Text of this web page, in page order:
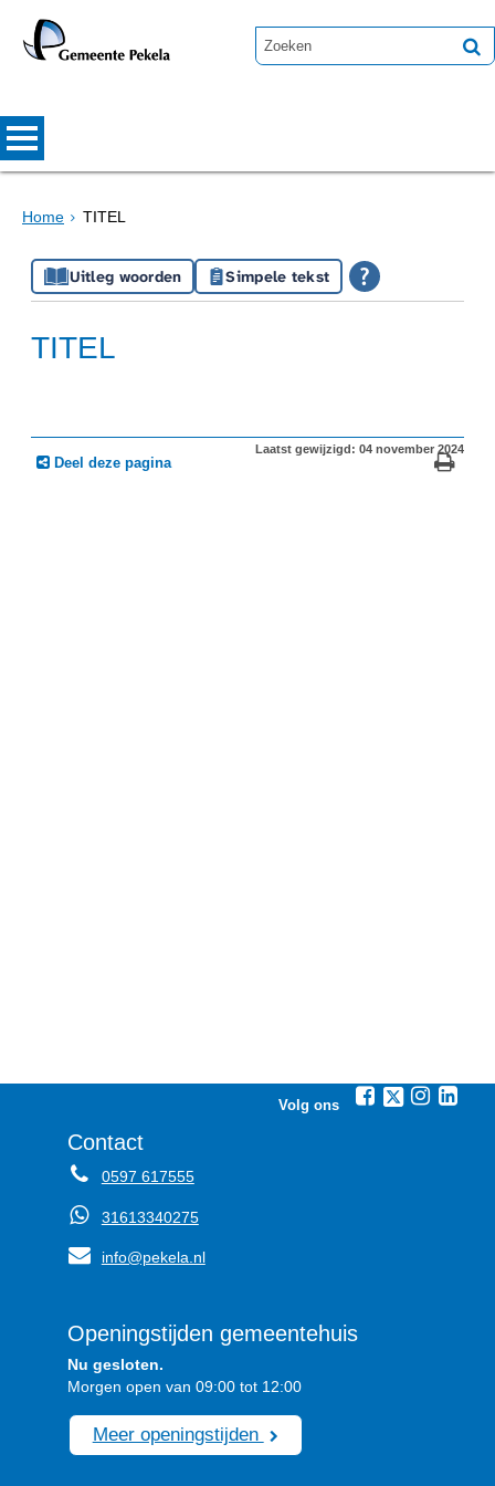
Home TITEL
Uitleg woorden Simpele tekst
TITEL
Deel deze pagina
Laatst gewijzigd: 04 november 2024
Volg ons
Contact
0597 617555
31613340275
info@pekela.nl
Openingstijden gemeentehuis
Nu gesloten.
Morgen open van 09:00 tot 12:00
Meer openingstijden